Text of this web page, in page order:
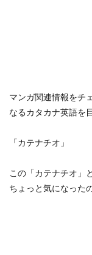
マンガ関連情報をチ
なるカタカナ英語を
「カテナチオ」
この「カテナチオ」
ちょっと気になった